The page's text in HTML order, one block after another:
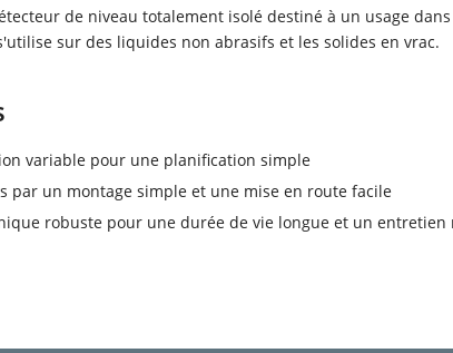
de niveau totalement isolé destiné à un usage dans
sur des liquides non abrasifs et les solides en vrac.
variable pour une planification simple
par un montage simple et une mise en route facile
robuste pour une durée de vie longue et un entretien